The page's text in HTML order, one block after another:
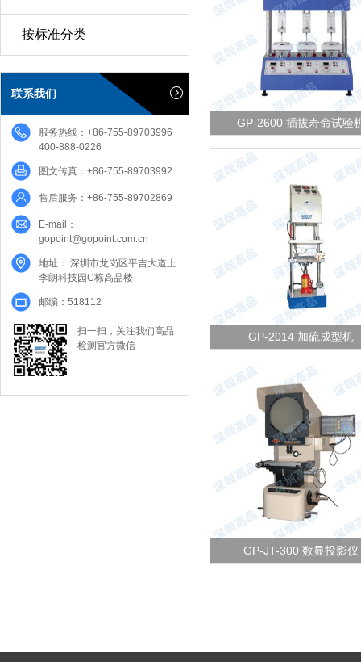
按标准分类
联系我们
服务热线：+86-755-89703996
400-888-0226
图文传真：+86-755-89703992
售后服务：+86-755-89702869
E-mail：
gopoint@gopoint.com.cn
地址： 深圳市龙岗区平吉大道上
李朗科技园C栋高品楼
邮编：518112
扫一扫，关注我们高品
检测官方微信
GP-JSV-500D 电动立型机台
GP-JSV-500D电动立型机台适用
型电子产品的拉压、破坏、断裂
器插入拔出时的荷重值测量仪器
过负荷保护回路之设计(需选购相
接口)。
发现更多 >
GP-2600 插拔寿命试验
GP-2600 插拔寿命试验机
GP-2600插拔寿命试验机主用于
键（silicon switch硅胶按键 、
dome金属弹片,金属按键 and
communication products通讯产
使用寿命，具备次数自动记忆、
忆、寿命次数累计、达到所设定
动停机等功能。另新增加了砝码
实际寿命判断等功能。
发现更多 >
GP-2014 加硫成型机
GP-2014 加硫成型机
GP-2014加硫成型机原料放于铸
夹于本机电热平板间，加以压力
便原料成型,以供试验，做为工厂
生产配料之依据。
发现更多 >
GP-JT-300 数显投影仪